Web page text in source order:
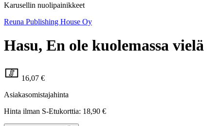
Karusellin nuolipainikkeet
Reuna Publishing House Oy
Hasu, En ole kuolemassa vielä
16,07 €
Asiakasomistajahinta
Hinta ilman S-Etukorttia: 18,90 €